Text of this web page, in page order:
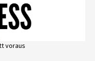
voraus